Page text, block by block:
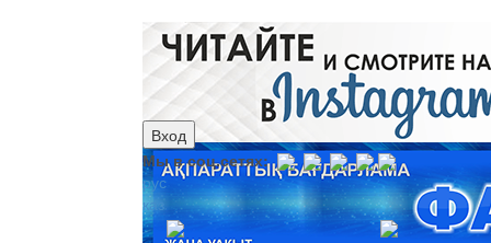
Вход
Мы в соц.сетях:
рус
каз